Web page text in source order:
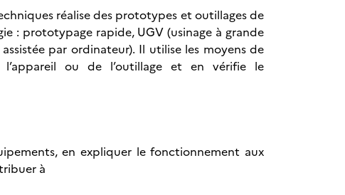
réalise des prototypes et outillages de
: prototypage rapide, UGV (usinage à grande
par ordinateur). Il utilise les moyens de
ou de l’outillage et en vérifie le
en expliquer le fonctionnement aux
à